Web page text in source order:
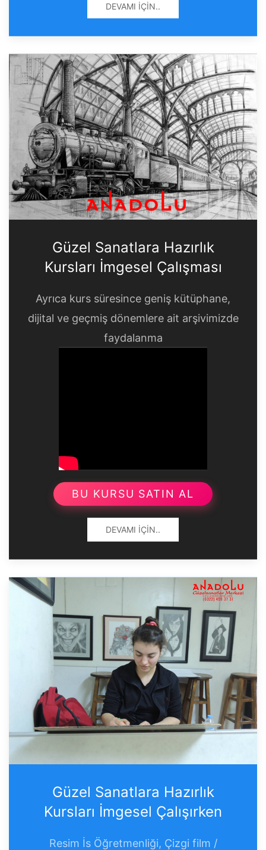
DEVAMI İÇIN..
Güzel Sanatlara Hazırlık
Kursları İmgesel Çalışması
Ayrıca kurs süresince geniş kütüphane,
dijital ve geçmiş dönemlere ait arşivimizde
faydalanma
BU KURSU SATIN AL
DEVAMI İÇIN..
Güzel Sanatlara Hazırlık
Kursları İmgesel Çalışırken
Resim İs Öğretmenliği, Çizgi film /